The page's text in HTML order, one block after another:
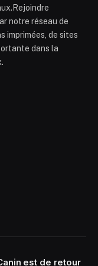
notre réseau de
imprimées, de sites
dans la
est de retour